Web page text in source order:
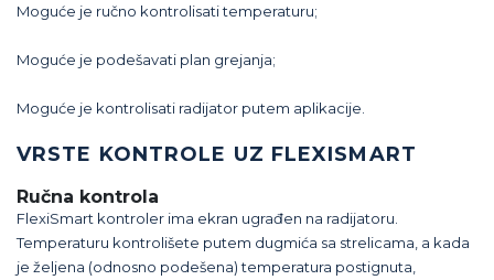
Moguće je ručno kontrolisati temperaturu;
Moguće je podešavati plan grejanja;
Moguće je kontrolisati radijator putem aplikacije.
VRSTE KONTROLE UZ FLEXISMART
Ručna kontrola
FlexiSmart kontroler ima ekran ugrađen na radijatoru.
Temperaturu kontrolišete putem dugmića sa strelicama, a kada
je željena (odnosno podešena) temperatura postignuta,